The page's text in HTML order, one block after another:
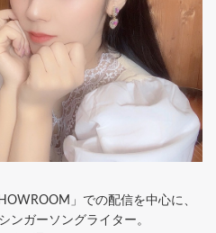
」での配信を中心に、
ンガーソングライター。